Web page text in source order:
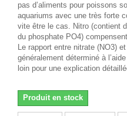
pas d’aliments pour poissons
aquariums avec une très forte
vite être le cas. Nitro (contient
du phosphate PO4)
Le rapport entre nitrate (NO3)
généralement déterminé à
loin pour une explication
Produit en stock